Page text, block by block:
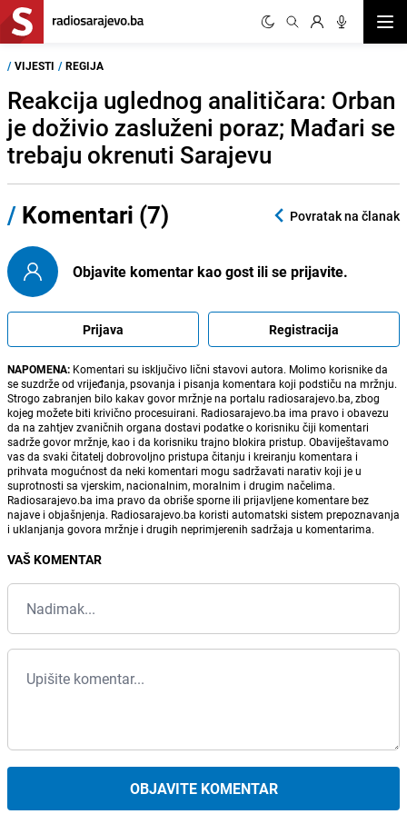
/ VIJESTI / REGIJA
Reakcija uglednog analitičara: Orban
je doživio zasluženi poraz; Mađari se
trebaju okrenuti Sarajevu
/ Komentari (7) Povratak na članak
Objavite komentar kao gost ili se prijavite.
Prijava Registracija
NAPOMENA: Komentari su isključivo lični stavovi autora. Molimo korisnike da
se suzdrže od vrijeđanja, psovanja i pisanja komentara koji podstiču na mržnju.
Strogo zabranjen bilo kakav govor mržnje na portalu radiosarajevo.ba, zbog
kojeg možete biti krivično procesuirani. Radiosarajevo.ba ima pravo i obavezu
da na zahtjev zvaničnih organa dostavi podatke o korisniku čiji komentari
sadrže govor mržnje, kao i da korisniku trajno blokira pristup. Obaviještavamo
vas da svaki čitatelj dobrovoljno pristupa čitanju i kreiranju komentara i
prihvata mogućnost da neki komentari mogu sadržavati narativ koji je u
suprotnosti sa vjerskim, nacionalnim, moralnim i drugim načelima.
Radiosarajevo.ba ima pravo da obriše sporne ili prijavljene komentare bez
najave i objašnjenja. Radiosarajevo.ba koristi automatski sistem prepoznavanja
i uklanjanja govora mržnje i drugih neprimjerenih sadržaja u komentarima.
VAŠ KOMENTAR
OBJAVITE KOMENTAR